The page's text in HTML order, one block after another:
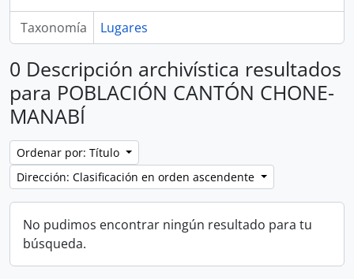
Taxonomía Lugares
0 Descripción archivística resultados
para POBLACIÓN CANTÓN CHONE-
MANABÍ
Ordenar por: Título
Dirección: Clasificación en orden ascendente
No pudimos encontrar ningún resultado para tu
búsqueda.